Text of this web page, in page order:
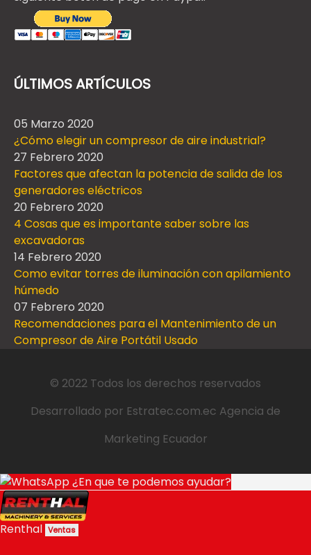
ÚLTIMOS ARTÍCULOS
05 Marzo 2020
¿Cómo elegir un compresor de aire industrial?
27 Febrero 2020
Factores que afectan la potencia de salida de los
generadores eléctricos
20 Febrero 2020
4 Cosas que es importante saber sobre las
excavadoras
14 Febrero 2020
Como evitar torres de iluminación con apilamiento
húmedo
07 Febrero 2020
Recomendaciones para el Mantenimiento de un
Compresor de Aire Portátil Usado
© 2022 Todos los derechos reservados
Desarrollado por Estratec.com.ec Agencia de
Marketing Ecuador
¿En que te podemos ayudar?
Renthal Ventas